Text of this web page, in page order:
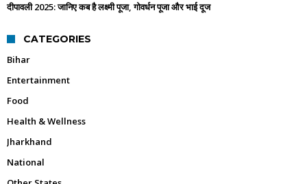
दीपावली 2025: जानिए कब है लक्ष्मी पूजा, गोवर्धन पूजा और भाई दूज
CATEGORIES
Bihar
Entertainment
Food
Health & Wellness
Jharkhand
National